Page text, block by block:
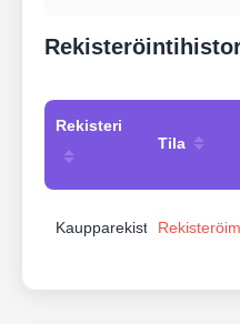
Rekisteri
Tila
Kaupparekisteri